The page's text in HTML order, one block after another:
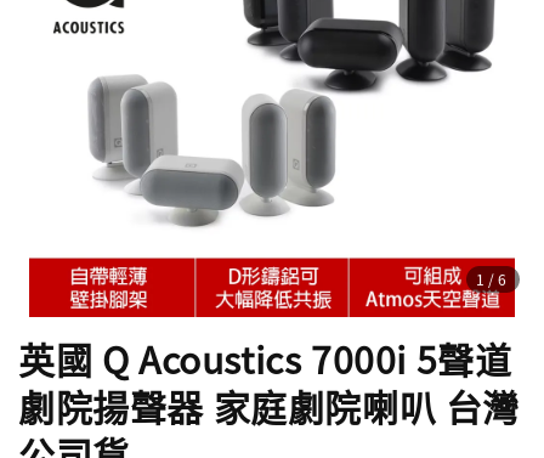
1 /6
英國 Q Acoustics 7000i 5聲道
劇院揚聲器 家庭劇院喇叭 台灣